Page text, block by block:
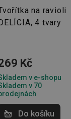
na ravioli
4 tvary
Kč
v e-shopu
v 70
Do košíku